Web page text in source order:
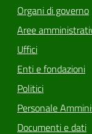
Organi di governo
Aree
Uffici
Enti e fondazioni
Politici
Personale
Documenti e dati